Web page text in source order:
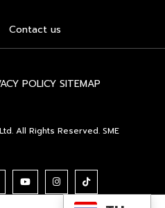
ห้ผู้ร่วมงานเห็นวิธีใช้งานจริง
ขายแบบเดิม ๆ แต่แปรรูปเป็น
ทดลองสัมผัสสินค้าจริง และหาก
Contact us
POLICY SITEMAP
All Rights Reserved. SME